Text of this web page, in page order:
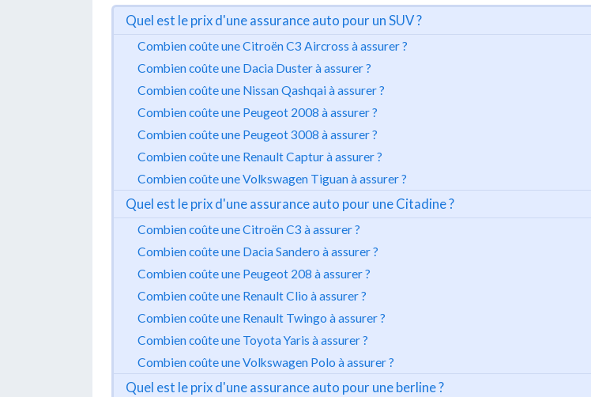
Quel est le prix d'une assurance auto pour un SUV ?
Combien coûte une Citroën C3 Aircross à assurer ?
Combien coûte une Dacia Duster à assurer ?
Combien coûte une Nissan Qashqai à assurer ?
Combien coûte une Peugeot 2008 à assurer ?
Combien coûte une Peugeot 3008 à assurer ?
Combien coûte une Renault Captur à assurer ?
Combien coûte une Volkswagen Tiguan à assurer ?
Quel est le prix d'une assurance auto pour une Citadine ?
Combien coûte une Citroën C3 à assurer ?
Combien coûte une Dacia Sandero à assurer ?
Combien coûte une Peugeot 208 à assurer ?
Combien coûte une Renault Clio à assurer ?
Combien coûte une Renault Twingo à assurer ?
Combien coûte une Toyota Yaris à assurer ?
Combien coûte une Volkswagen Polo à assurer ?
Quel est le prix d'une assurance auto pour une berline ?